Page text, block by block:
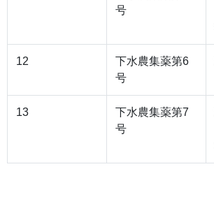
号
12
下水農集薬第6
号
13
下水農集薬第7
号